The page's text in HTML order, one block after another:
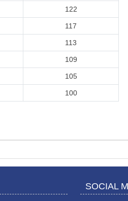
122
117
113
109
105
100
SOCIAL